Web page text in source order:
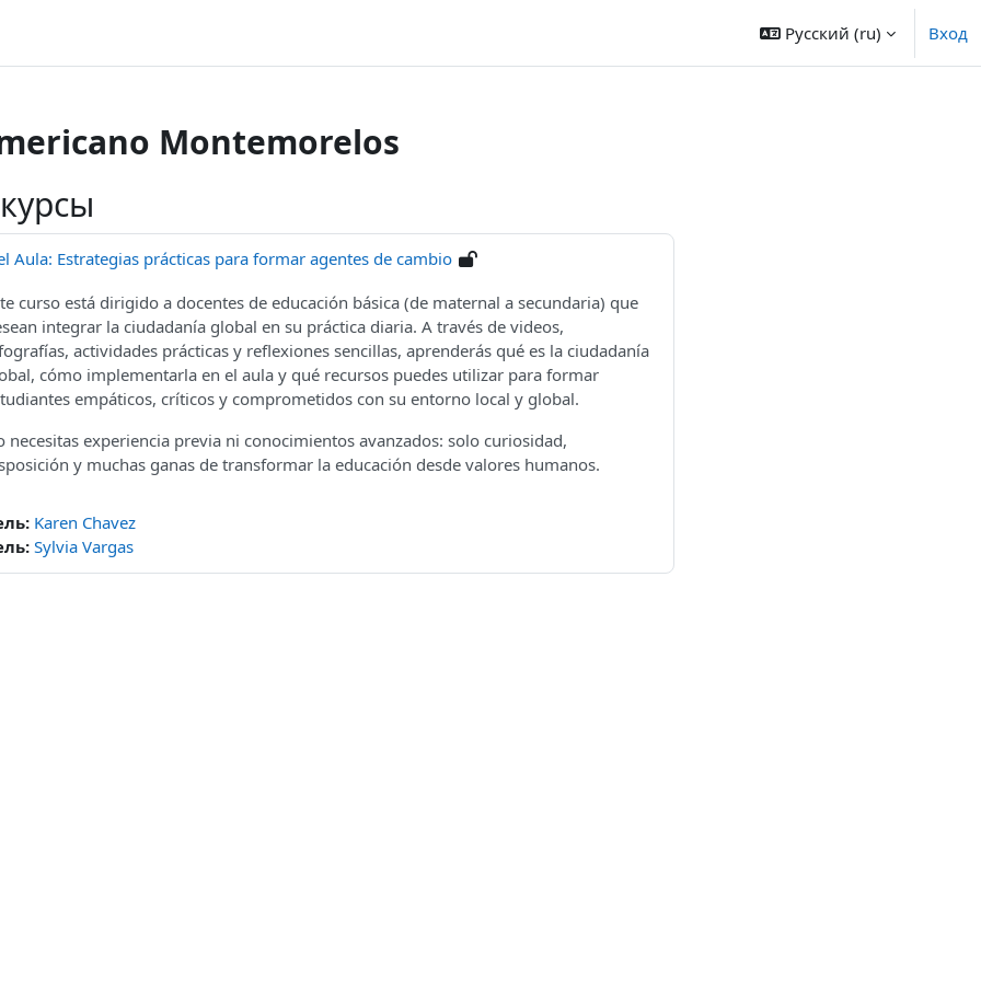
Русский ‎(ru)‎ Вход
Montemorelos
Aula: Estrategias prácticas para formar agentes de cambio
curso está dirigido a docentes de educación básica (de maternal a secundaria) que
integrar la ciudadanía global en su práctica diaria. A través de videos,
actividades prácticas y reflexiones sencillas, aprenderás qué es la ciudadanía
cómo implementarla en el aula y qué recursos puedes utilizar para formar
empáticos, críticos y comprometidos con su entorno local y global.
necesitas experiencia previa ni conocimientos avanzados: solo curiosidad,
y muchas ganas de transformar la educación desde valores humanos.
Karen Chavez
Sylvia Vargas